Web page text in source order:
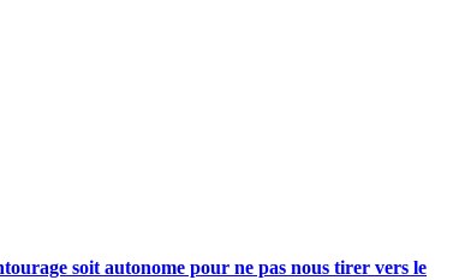
soit autonome pour ne pas nous tirer vers le